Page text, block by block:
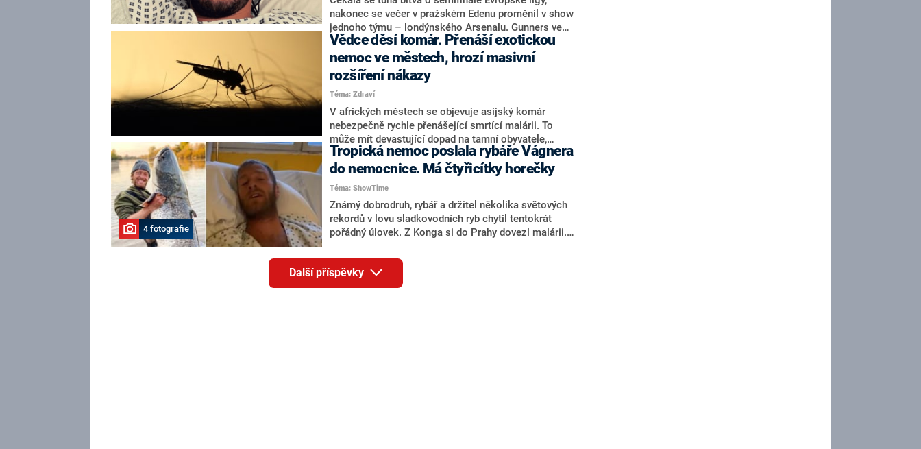
nakonec se večer v pražském Edenu proměnil v show
jednoho týmu – londýnského Arsenalu. Gunners ve
čtvrtfinálové odvetě utnuli jízdu Slavie vítězstvím 4:0.
S týmem trenéra Jindřicha Trpišovského si hladce
poradili, ačkoliv jim scházel útočník Pierre-Emerick
Aubameyang. Gabonský reprezentant se v posledních
dnech potýká s malárií.
Vědce děsí komár. Přenáší exotickou
nemoc ve městech, hrozí masivní
rozšíření nákazy
Téma: Zdraví
V afrických městech se objevuje asijský komár
nebezpečně rychle přenášející smrtící malárii. To
může mít devastující dopad na tamní obyvatele,
informoval web CNN. V některých oblastech totiž
centra měst dosud byla jediným útočištěm před touto
nemocí. Vědci proto žádají, aby byla rychle přijata
opatření proti šíření tohoto druhu komára.
4 fotografie
Tropická nemoc poslala rybáře Vágnera
do nemocnice. Má čtyřicítky horečky
Téma: ShowTime
Známý dobrodruh, rybář a držitel několika světových
rekordů v lovu sladkovodních ryb chytil tentokrát
pořádný úlovek. Z Konga si do Prahy dovezl malárii.
trošku jinak,“ řekl ve videu z nemocnice Jakub Vágner.
V Nemocnici na Bulovce bojuje s vysokými
horečkami.
Další příspěvky